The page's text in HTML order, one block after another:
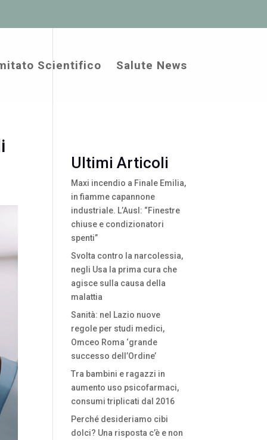
Scientifico Salute News
Ultimi Articoli
Maxi incendio a Finale Emilia,
in fiamme capannone
industriale. L’Ausl: “Finestre
chiuse e condizionatori
spenti”
Svolta contro la narcolessia,
negli Usa la prima cura che
agisce sulla causa della
malattia
Sanità: nel Lazio nuove
regole per studi medici,
Omceo Roma ‘grande
successo dell’Ordine’
Tra bambini e ragazzi in
aumento uso psicofarmaci,
consumi triplicati dal 2016
Perché desideriamo cibi
dolci? Una risposta c’è e non